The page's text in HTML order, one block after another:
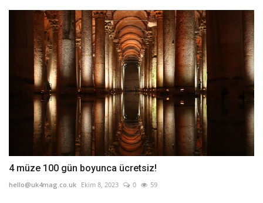
4 müze 100 gün boyunca ücretsiz!
hello@uk4mag.co.uk Ekim 8, 2023 0 59